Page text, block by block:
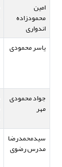
امین
محمودزاده
اندواری
یاسر محمودی
جواد محمودی
مهر
سیدمحمدرضا
مدرس رضوی